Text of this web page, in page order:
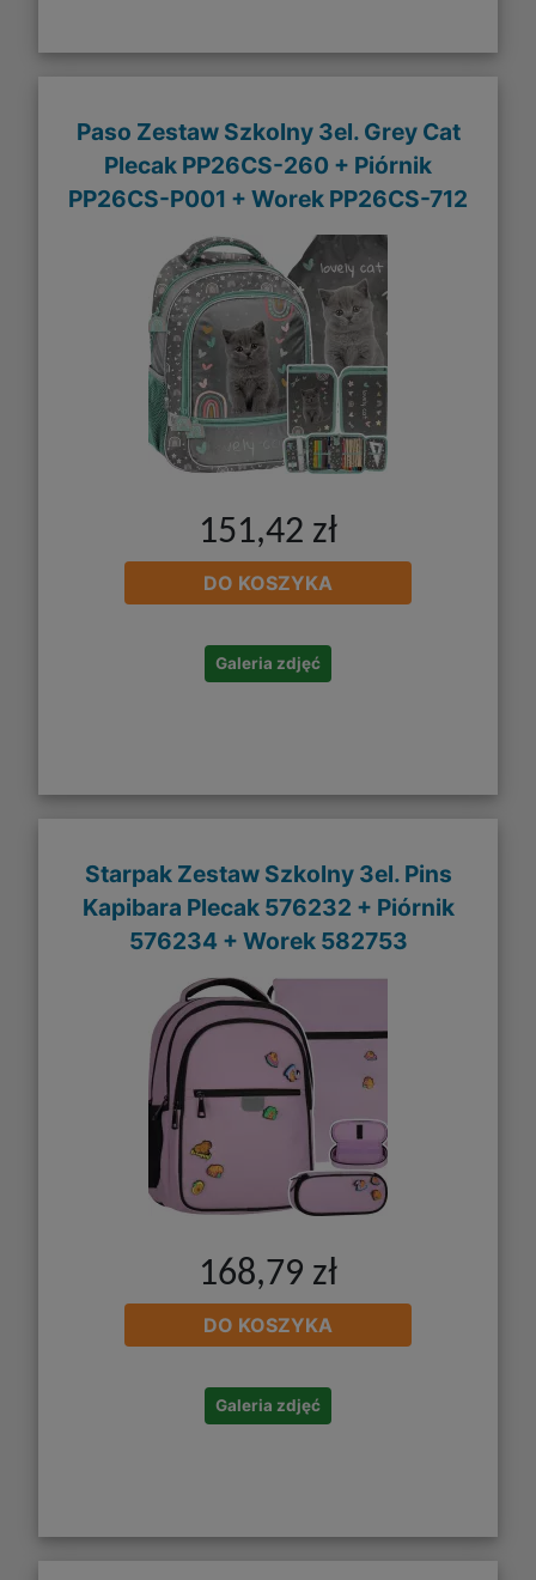
Paso Zestaw Szkolny 3el. Grey Cat
Plecak PP26CS-260 + Piórnik
PP26CS-P001 + Worek PP26CS-712
151,42 zł
DO KOSZYKA
Galeria zdjęć
Starpak Zestaw Szkolny 3el. Pins
Kapibara Plecak 576232 + Piórnik
576234 + Worek 582753
168,79 zł
DO KOSZYKA
Galeria zdjęć